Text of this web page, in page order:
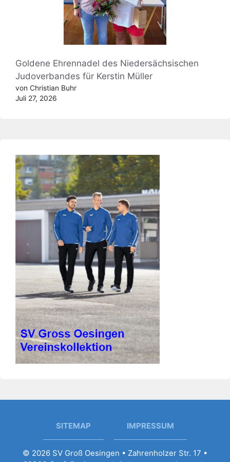
Goldene Ehrennadel des Niedersächsischen
Judoverbandes für Kerstin Müller
von Christian Buhr
Juli 27, 2026
SITEMAP IMPRESSUM
© 2026 SV Groß Oesingen • Zahrenholzer Str. 17 •